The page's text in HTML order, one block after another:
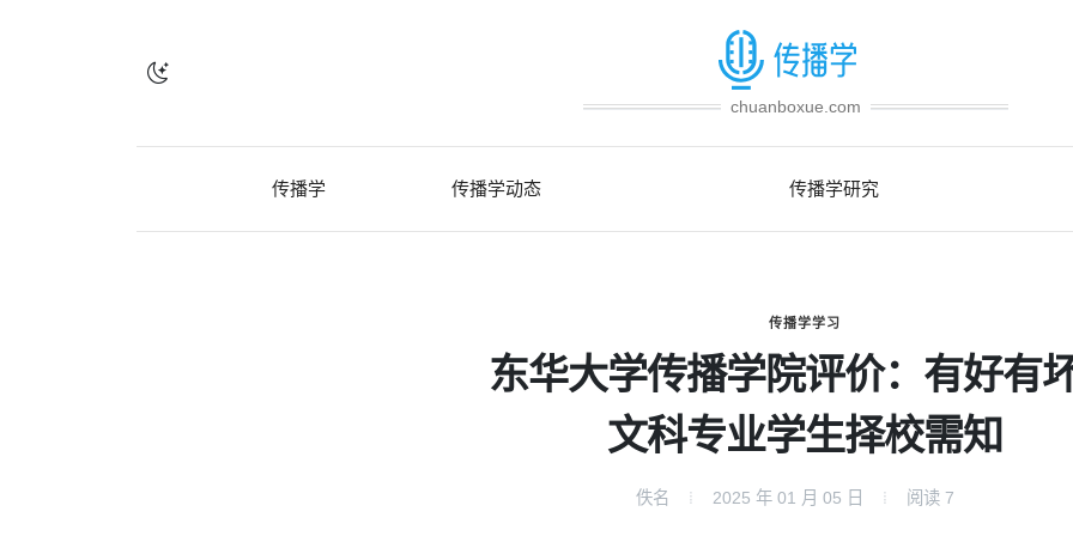
chuanboxue.com
传播学 传播学动态 传播学研究
传播学学习
东华大学传播学院评价：有好有坏
文科专业学生择校需知
佚名 2025 年 01 月 05 日 阅读 7